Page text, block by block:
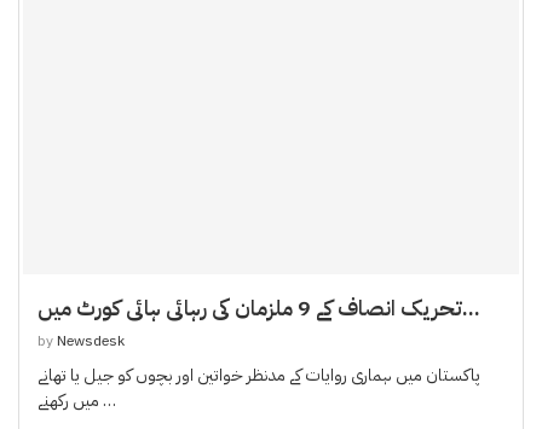
تحریک انصاف کے 9 ملزمان کی رہائی ہائی کورٹ میں...
by Newsdesk
پاکستان میں ہماری روایات کے مدنظر خواتین اور بچوں کو جیل یا تھانے
میں رکھنے …